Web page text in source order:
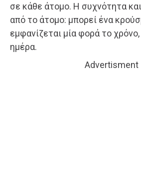
σε κάθε άτομο. Η συχνότητα
από το άτομο: μπορεί ένα
εμφανίζεται μία φορά το
ημέρα.
Advertisment